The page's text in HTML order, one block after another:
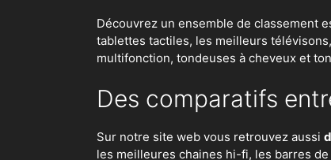
Découvrez un ensemble de classement
tablettes tactiles, les meilleurs
multifonction, tondeuses à cheveux et
Des comparatifs
Sur notre site web vous retrouvez aussi
les meilleures chaines hi-fi, les barres